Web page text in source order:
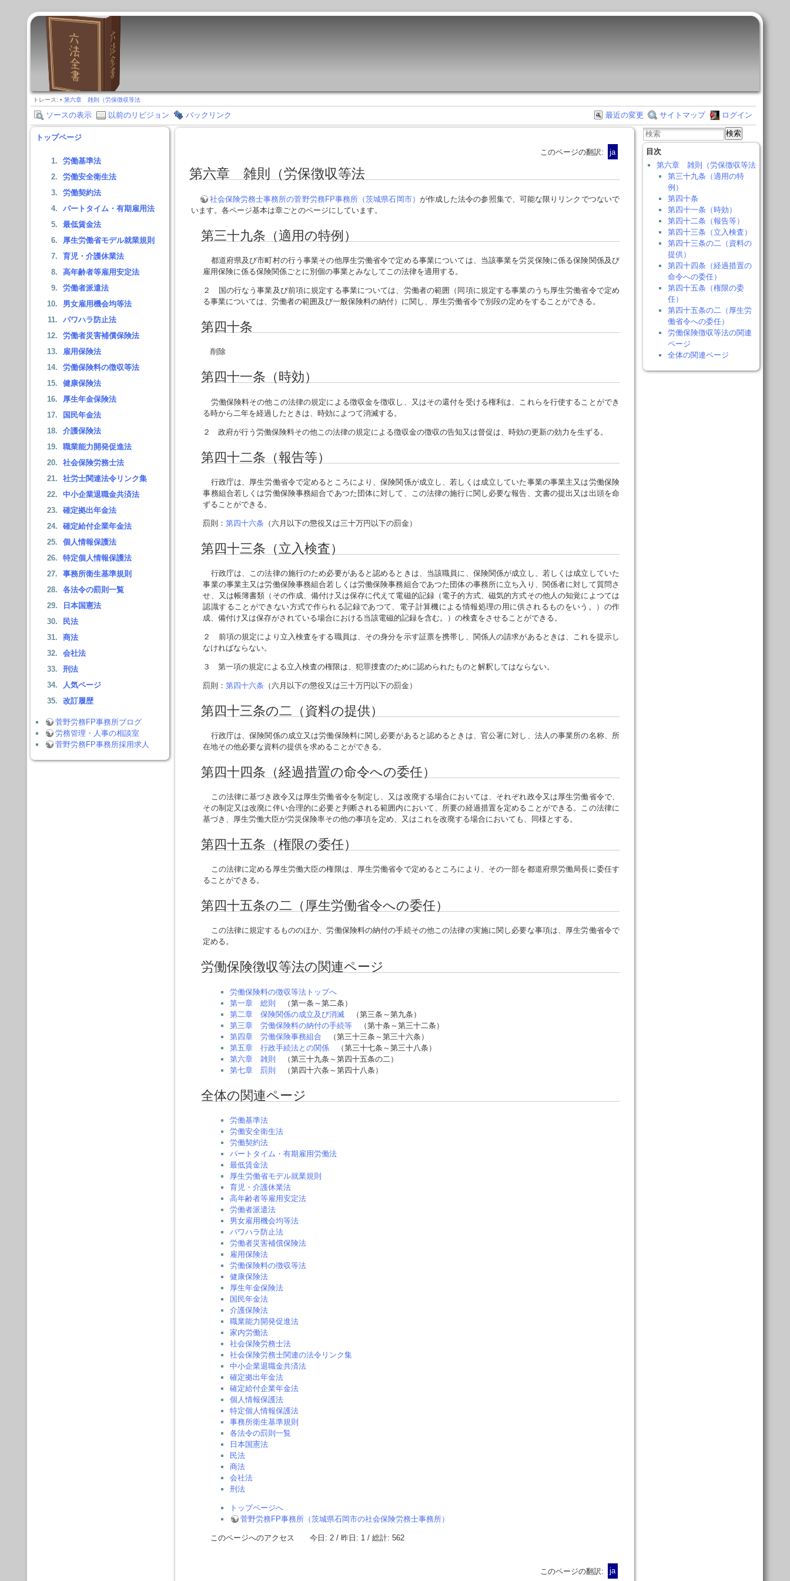
トレース: • 第六章 雑則（労保徴収等法
ソースの表示 以前のリビジョン バックリンク 最近の変更 サイトマップ ログイン
トップページ
労働基準法
労働安全衛生法
労働契約法
パートタイム・有期雇用法
最低賃金法
厚生労働省モデル就業規則
育児・介護休業法
高年齢者等雇用安定法
労働者派遣法
男女雇用機会均等法
パワハラ防止法
労働者災害補償保険法
雇用保険法
労働保険料の徴収等法
健康保険法
厚生年金保険法
国民年金法
介護保険法
職業能力開発促進法
社会保険労務士法
社労士関連法令リンク集
中小企業退職金共済法
確定拠出年金法
確定給付企業年金法
個人情報保護法
特定個人情報保護法
事務所衛生基準規則
各法令の罰則一覧
日本国憲法
民法
商法
会社法
刑法
人気ページ
改訂履歴
菅野労務FP事務所ブログ
労務管理・人事の相談室
菅野労務FP事務所採用求人
このページの翻訳: ja
第六章 雑則（労保徴収等法
社会保険労務士事務所の菅野労務FP事務所（茨城県石岡市） が作成した法令の参照集で、可能な限りリンクでつないで
います。各ページ基本は章ごとのページにしています。
第三十九条（適用の特例）
都道府県及び市町村の行う事業その他厚生労働省令で定める事業については、当該事業を労災保険に係る保険関係及び
雇用保険に係る保険関係ごとに別個の事業とみなしてこの法律を適用する。
２ 国の行なう事業及び前項に規定する事業については、労働者の範囲（同項に規定する事業のうち厚生労働省令で定め
る事業については、労働者の範囲及び一般保険料の納付）に関し、厚生労働省令で別段の定めをすることができる。
第四十条
削除
第四十一条（時効）
労働保険料その他この法律の規定による徴収金を徴収し、又はその還付を受ける権利は、これらを行使することができ
る時から二年を経過したときは、時効によつて消滅する。
２ 政府が行う労働保険料その他この法律の規定による徴収金の徴収の告知又は督促は、時効の更新の効力を生ずる。
第四十二条（報告等）
行政庁は、厚生労働省令で定めるところにより、保険関係が成立し、若しくは成立していた事業の事業主又は労働保険
事務組合若しくは労働保険事務組合であつた団体に対して、この法律の施行に関し必要な報告、文書の提出又は出頭を命
ずることができる。
罰則：第四十六条 （六月以下の懲役又は三十万円以下の罰金）
第四十三条（立入検査）
行政庁は、この法律の施行のため必要があると認めるときは、当該職員に、保険関係が成立し、若しくは成立していた
事業の事業主又は労働保険事務組合若しくは労働保険事務組合であつた団体の事務所に立ち入り、関係者に対して質問さ
せ、又は帳簿書類（その作成、備付け又は保存に代えて電磁的記録（電子的方式、磁気的方式その他人の知覚によつては
認識することができない方式で作られる記録であつて、電子計算機による情報処理の用に供されるものをいう。）の作
成、備付け又は保存がされている場合における当該電磁的記録を含む。）の検査をさせることができる。
２ 前項の規定により立入検査をする職員は、その身分を示す証票を携帯し、関係人の請求があるときは、これを提示し
なければならない。
３ 第一項の規定による立入検査の権限は、犯罪捜査のために認められたものと解釈してはならない。
罰則：第四十六条 （六月以下の懲役又は三十万円以下の罰金）
第四十三条の二（資料の提供）
行政庁は、保険関係の成立又は労働保険料に関し必要があると認めるときは、官公署に対し、法人の事業所の名称、所
在地その他必要な資料の提供を求めることができる。
第四十四条（経過措置の命令への委任）
この法律に基づき政令又は厚生労働省令を制定し、又は改廃する場合においては、それぞれ政令又は厚生労働省令で、
その制定又は改廃に伴い合理的に必要と判断される範囲内において、所要の経過措置を定めることができる。この法律に
基づき、厚生労働大臣が労災保険率その他の事項を定め、又はこれを改廃する場合においても、同様とする。
第四十五条（権限の委任）
この法律に定める厚生労働大臣の権限は、厚生労働省令で定めるところにより、その一部を都道府県労働局長に委任す
ることができる。
第四十五条の二（厚生労働省令への委任）
この法律に規定するもののほか、労働保険料の納付の手続その他この法律の実施に関し必要な事項は、厚生労働省令で
定める。
労働保険徴収等法の関連ページ
労働保険料の徴収等法トップへ
第一章 総則 （第一条～第二条）
第二章 保険関係の成立及び消滅 （第三条～第九条）
第三章 労働保険料の納付の手続等（第十条～第三十二条）
第四章 労働保険事務組合 （第三十三条～第三十六条）
第五章 行政手続法との関係（第三十七条～第三十八条）
第六章 雑則 （第三十九条～第四十五条の二）
第七章 罰則 （第四十六条～第四十八条）
全体の関連ページ
労働基準法
労働安全衛生法
労働契約法
パートタイム・有期雇用労働法
最低賃金法
厚生労働省モデル就業規則
育児・介護休業法
高年齢者等雇用安定法
労働者派遣法
男女雇用機会均等法
パワハラ防止法
労働者災害補償保険法
雇用保険法
労働保険料の徴収等法
健康保険法
厚生年金保険法
国民年金法
介護保険法
職業能力開発促進法
家内労働法
社会保険労務士法
社会保険労務士関連の法令リンク集
中小企業退職金共済法
確定拠出年金法
確定給付企業年金法
個人情報保護法
特定個人情報保護法
事務所衛生基準規則
各法令の罰則一覧
日本国憲法
民法
商法
会社法
刑法
トップページへ
菅野労務FP事務所（茨城県石岡市の社会保険労務士事務所）
このページへのアクセス 今日: 2 / 昨日: 1 / 総計: 562
このページの翻訳: ja
検索
目次
第六章 雑則（労保徴収等法
第三十九条（適用の特
例）
第四十条
第四十一条（時効）
第四十二条（報告等）
第四十三条（立入検査）
第四十三条の二（資料の
提供）
第四十四条（経過措置の
命令への委任）
第四十五条（権限の委
任）
第四十五条の二（厚生労
働省令への委任）
労働保険徴収等法の関連
ページ
全体の関連ページ